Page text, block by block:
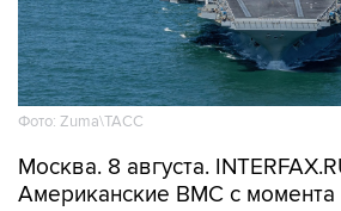
Фото: Zuma\ТАСС
Москва. 8 августа.
морской блокады Ирана
связанное с этой страной